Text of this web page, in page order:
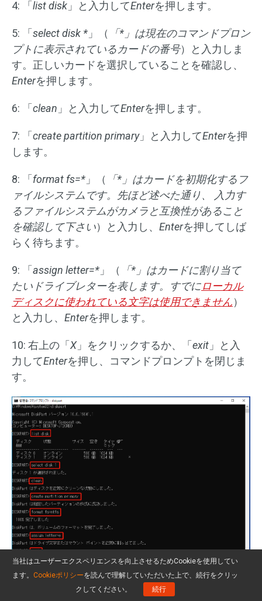
4: 「 list disk 」と入力してEnterを押します。
5: 「 select disk * 」（ 「* 」は現在のコマンドプロン
プトに表示されているカードの番号）と入力しま
す。正しいカードを選択していることを確認し、
Enterを押します。
6: 「 clean 」と入力してEnterを押します。
7: 「 create partition primary」と入力してEnterを押
します。
8: 「 format fs=* 」（ 「* 」はカードを初期化するフ
ァイルシステムです。先ほど述べた通り、
入力す
るファイルシステムがカメラと互換性があること
を確認して下さい）と入力し、 Enterを押してしば
らく待ちます。
9: 「 assign letter=* 」（ 「* 」はカードに割り当て
たいドライブレターを表します。すでにローカル
ディスクに使われている文字は使用できません）
と入力し、 Enterを押します。
10: 右上の「 X」をクリックするか、「 exit 」と入
力してEnterを押し、コマンドプロンプトを閉じま
す。
Twitterでシェア
当社はユーザーエクスペリエンスを向上させるためCookieを使用してい
ます。 Cookieポリシーを読んで理解していただいた上で、続行をクリッ
クしてください。
続行